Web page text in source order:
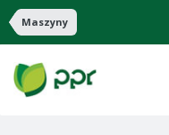
Maszyny